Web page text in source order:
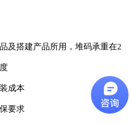
及搭建产品所用，堆码承重在2
成本
要求